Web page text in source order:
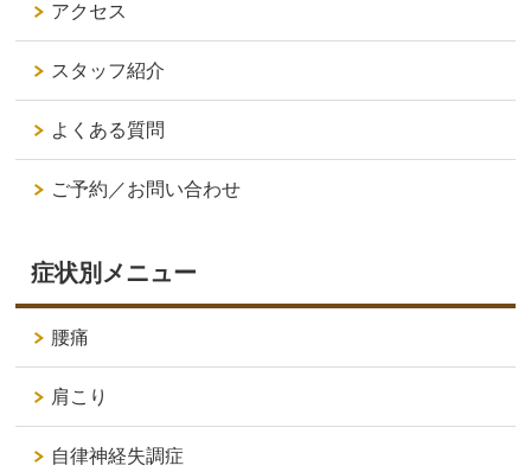
アクセス
スタッフ紹介
よくある質問
ご予約／お問い合わせ
症状別メニュー
腰痛
肩こり
自律神経失調症